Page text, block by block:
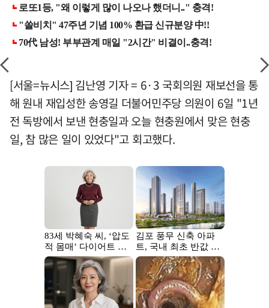
[서울=뉴시스] 김난영 기자 = 6·3 국회의원 재보선을 통
해 원내 재입성한 송영길 더불어민주당 의원이 6일 "1년
전 독방에서 보낸 현충일과 오늘 현충원에서 맞은 현충
일, 참 많은 일이 있었다"고 회고했다.